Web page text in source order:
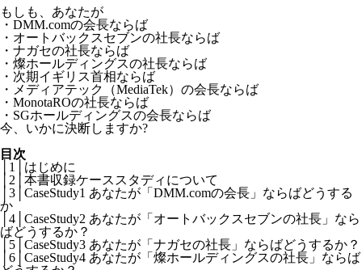
もしも、あなたが
・DMM.comの会長ならば
・オートバックスセブンの社長ならば
・ナガセの社長ならば
・燦ホールディングスの社長ならば
・次期イギリス首相ならば
・メディアテック（MediaTek）の会長ならば
・MonotaROの社長ならば
・SGホールディングスの会長ならば
今、いかに決断しますか?
目次
│1│はじめに
│2│本書収録ケーススタディについて
│3│CaseStudy1 あなたが「DMM.comの会長」ならばどうする
か
│4│CaseStudy2 あなたが「オートバックスセブンの社長」なら
ばどうするか？
│5│CaseStudy3 あなたが「ナガセの社長」ならばどうするか？
│6│CaseStudy4 あなたが「燦ホールディングスの社長」ならば